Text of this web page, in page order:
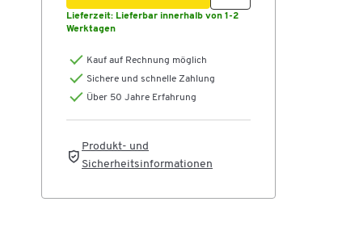
Lieferzeit: Lieferbar innerhalb von 1-2
Werktagen
Kauf auf Rechnung möglich
Sichere und schnelle Zahlung
Über 50 Jahre Erfahrung
Produkt- und
Sicherheitsinformationen